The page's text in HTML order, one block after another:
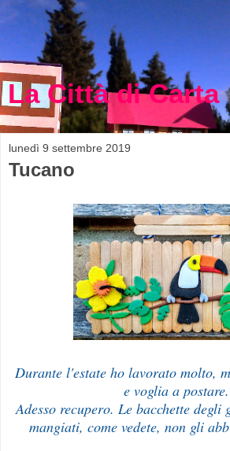
La Città di Carta
lunedì 9 settembre 2019
Tucano
Durante l'estate ho lavorato molto,
e voglia a postare.
Adesso recupero. Le bacchette degli
mangiati, come vedete, non gli